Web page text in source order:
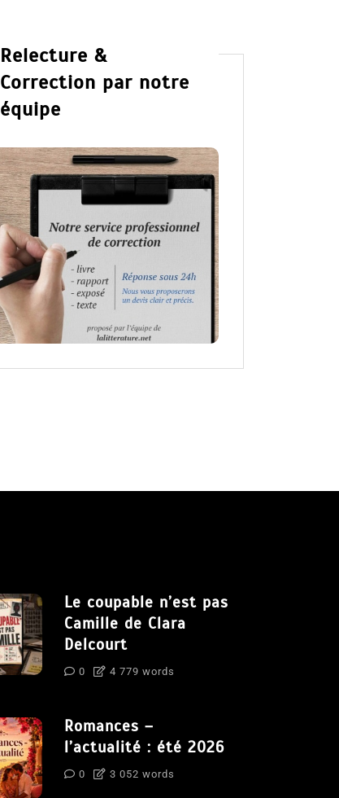
Relecture &
Correction par notre
équipe
Le coupable n’est pas
Camille de Clara
Delcourt
0 4 779 words
Romances –
l’actualité : été 2026
0 3 052 words